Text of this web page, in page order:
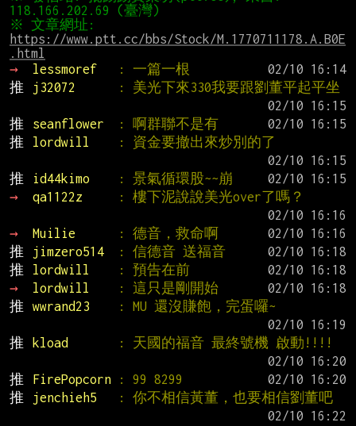
https://www.ptt.cc/bbs/Stock/M.1770711178.A.B0E
.html
→
lessmoref : 一篇一根
推
j32072
: 美光下來330我要跟劉董平起平坐
推
seanflower : 啊群聯不是有
推
lordwill
: 資金要撤出來炒別的了
推
id44kimo : 景氣循環股~~崩
→
qa1122z
: 樓下泥說說美光over了嗎？
→
Muilie : 德音，救命啊
推
jimzero514 : 信德音 送福音
推
lordwill : 預告在前
→
lordwill : 這只是剛開始
推
wwrand23
: MU 還沒賺飽，完蛋囉~
推
kload
: 天國的福音 最終號機 啟動!!!!
推
FirePopcorn : 99 8299
推
jenchieh5
: 你不相信黃董，也要相信劉董吧